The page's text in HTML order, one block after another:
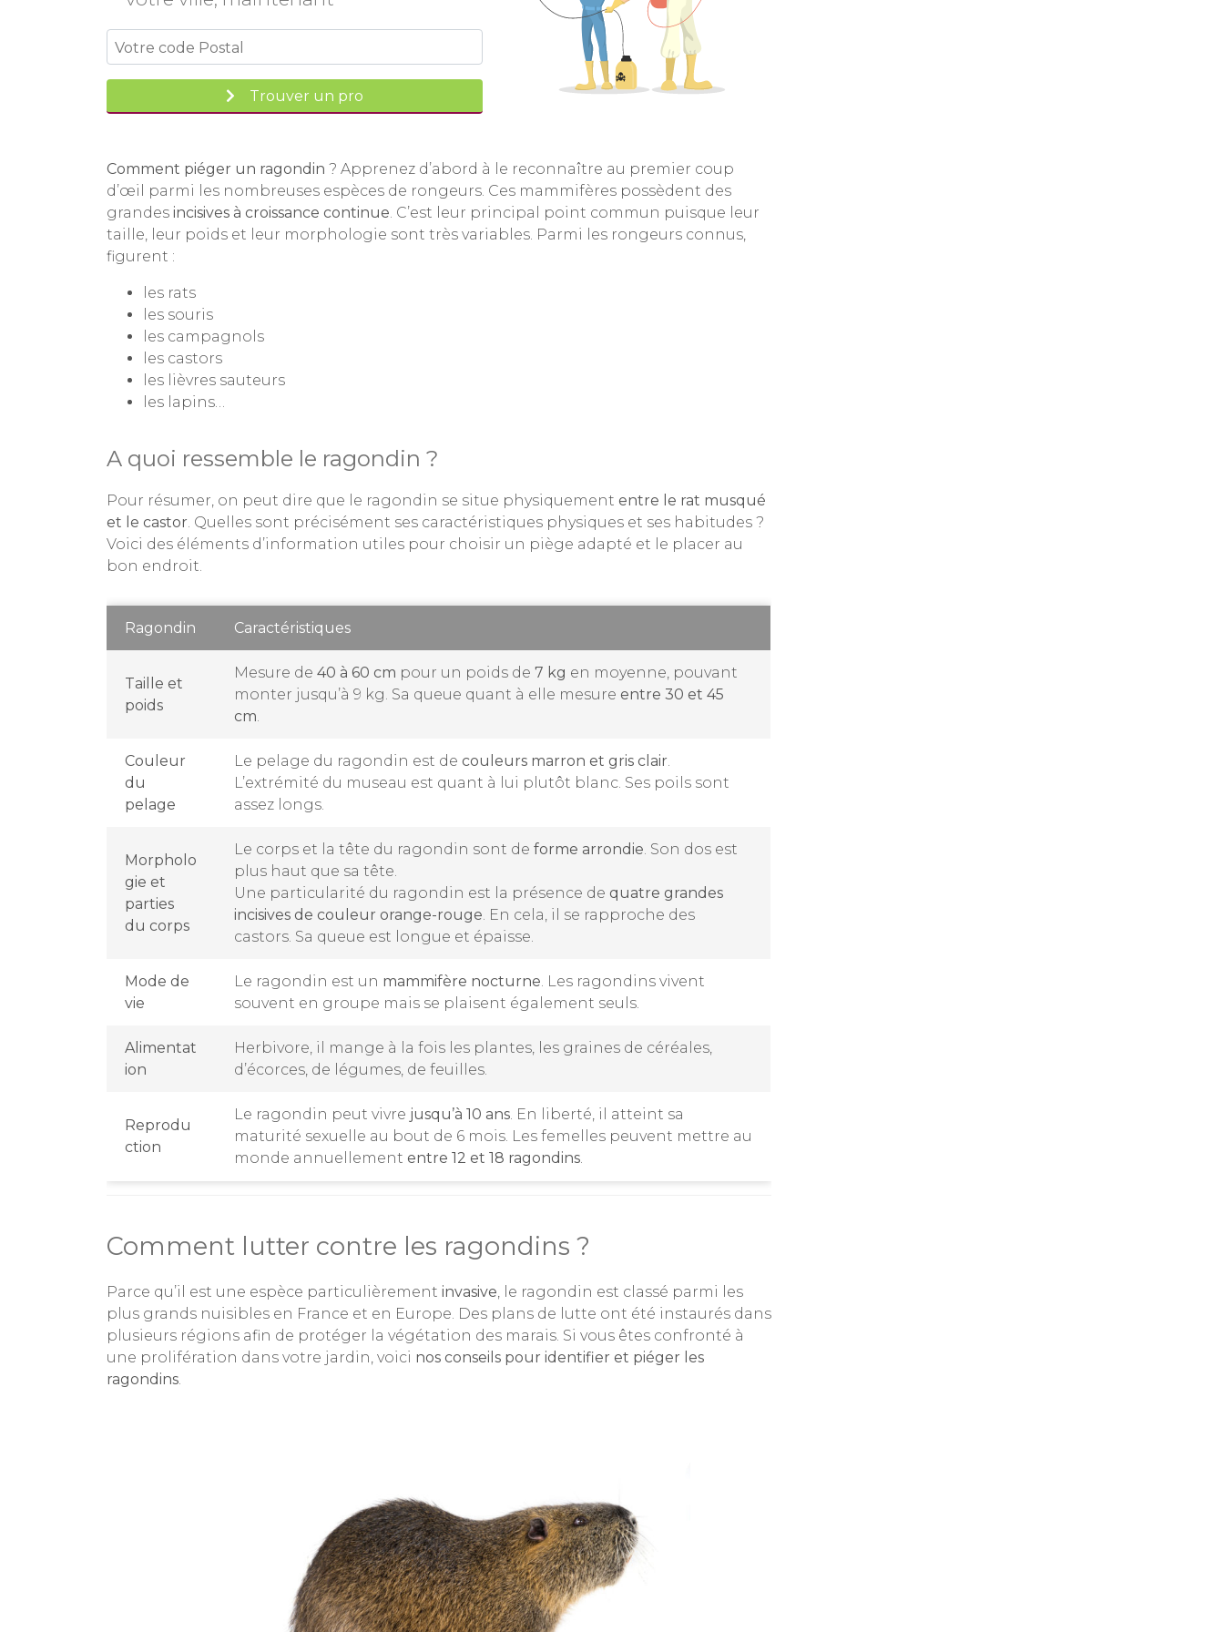
Trouver un pro
Comment piéger un ragondin ? Apprenez d’abord à le reconnaître au premier coup
d’œil parmi les nombreuses espèces de rongeurs. Ces mammifères possèdent des
grandes incisives à croissance continue. C’est leur principal point commun puisque leur
taille, leur poids et leur morphologie sont très variables. Parmi les rongeurs connus,
figurent :
les rats
les souris
les campagnols
les castors
les lièvres sauteurs
les lapins…
A quoi ressemble le ragondin ?
Pour résumer, on peut dire que le ragondin se situe physiquement entre le rat musqué
et le castor . Quelles sont précisément ses caractéristiques physiques et ses habitudes ?
Voici des éléments d’information utiles pour choisir un piège adapté et le placer au
bon endroit.
Ragondin Caractéristiques
Taille et
poids
Mesure de40 à 60 cm pour un poids de7 kg en moyenne, pouvant
monter jusqu’à 9 kg. Sa queue quant à elle mesureentre 30 et 45
cm
Couleur
du
pelage
Le pelage du ragondin est decouleurs marron et gris clair
L’extrémité du museau est quant à lui plutôt blanc. Ses poils sont
assez longs.
Morpholo
gie et
parties
du corps
Le corps et la tête du ragondin sont deforme arrondie . Son dos est
plus haut que sa tête.
Une particularité du ragondin est la présence dequatre grandes
incisives de couleur orange-rouge . En cela, il se rapproche des
castors. Sa queue est longue et épaisse.
Mode de
vie
Le ragondin est un mammifère nocturne . Les ragondins vivent
souvent en groupe mais se plaisent également seuls.
Alimentat
ion
Herbivore, il mange à la fois les plantes, les graines de céréales,
d’écorces, de légumes, de feuilles.
Reprodu
ction
Le ragondin peut vivre jusqu’à 10 ans . En liberté, il atteint sa
maturité sexuelle au bout de 6 mois. Les femelles peuvent mettre au
monde annuellemententre 12 et 18 ragondins
Comment lutter contre les ragondins ?
Parce qu’il est une espèce particulièrement invasive, le ragondin est classé parmi les
plus grands nuisibles en France et en Europe. Des plans de lutte ont été instaurés dans
plusieurs régions afin de protéger la végétation des marais. Si vous êtes confronté à
une prolifération dans votre jardin, voici nos conseils pour identifier et piéger les
ragondins.